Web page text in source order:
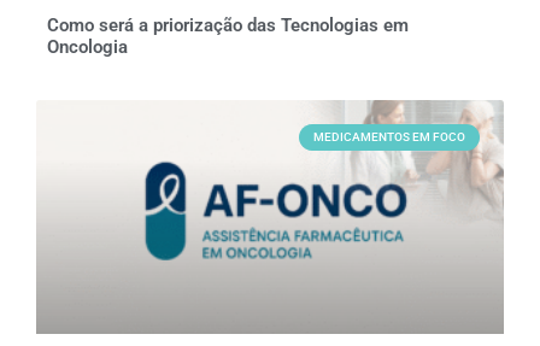
Como será a priorização das Tecnologias em
Oncologia
MEDICAMENTOS EM FOCO